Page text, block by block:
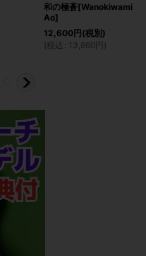
和の極蒼[Wanokiwami
Ao]
12,600 円 (税別)
(税込 : 13,860 円 )